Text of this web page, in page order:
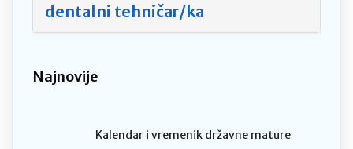
dentalni tehničar/ka
Najnovije
Kalendar i vremenik državne mature